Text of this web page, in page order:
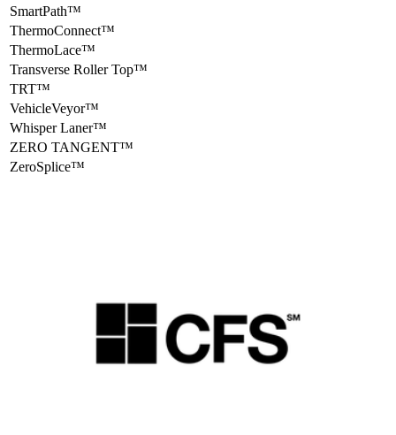
SmartPath™
ThermoConnect™
ThermoLace™
Transverse Roller Top™
TRT™
VehicleVeyor™
Whisper Laner™
ZERO TANGENT™
ZeroSplice™
Novità e Media
Notizie e approfondimenti
Casi di Studio
Videoteca